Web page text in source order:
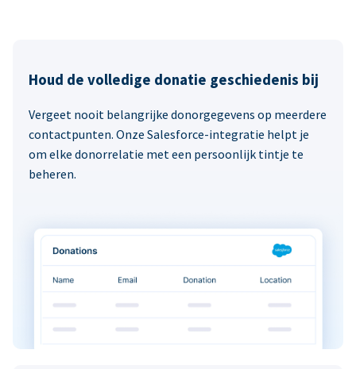
Houd de volledige donatie geschiedenis bij
Vergeet nooit belangrijke donorgegevens op meerdere
contactpunten. Onze Salesforce-integratie helpt je
om elke donorrelatie met een persoonlijk tintje te
beheren.